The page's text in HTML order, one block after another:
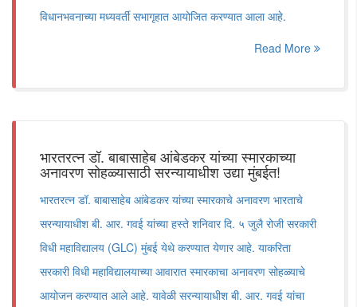
विधानभवनाच्या मध्यवर्ती सभागृहात आयोजित करण्यात आला आहे.
Read More
भारतरत्न डॉ. बाबासाहेब आंबेडकर यांच्या स्मारकाच्या
अनावरण सोहळ्यासाठी सरन्यायाधीश उद्या मुंबईत!
भारतरत्न डॉ. बाबासाहेब आंबेडकर यांच्या स्मारकाचे अनावरण भारताचे
सरन्यायाधीश बी. आर. गवई यांच्या हस्ते शनिवार दि. ५ जुलै रोजी सरकारी
विधी महाविद्यालय (GLC) मुंबई येथे करण्यात येणार आहे. याकरिता
सरकारी विधी महाविद्यालयाच्या आवारात स्मारकाचा अनावरण सोहळ्याचे
आयोजन करण्यात आले आहे. यावेळी सरन्यायाधीश बी. आर. गवई यांचा